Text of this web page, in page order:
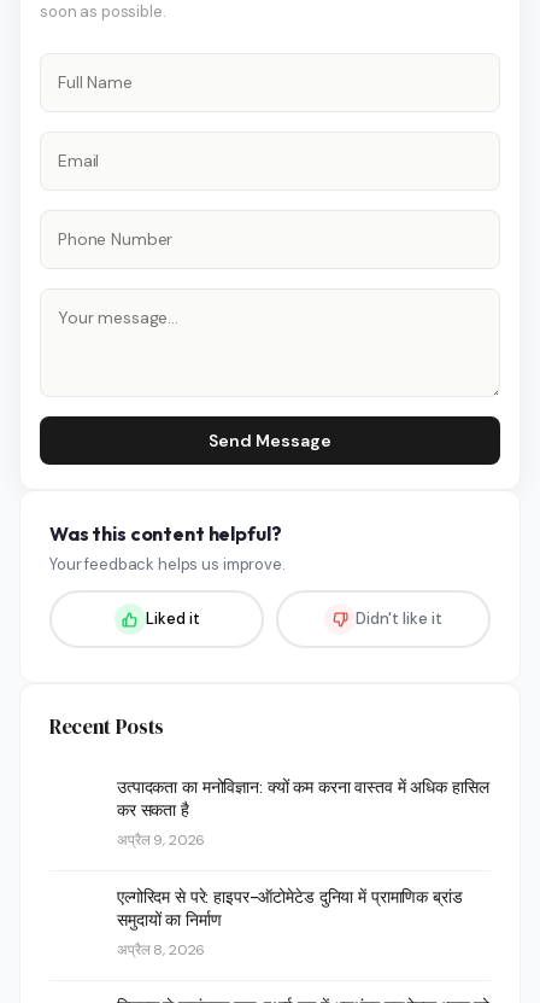
soon as possible.
Send Message
Was this content helpful?
Your feedback helps us improve.
Liked it Didn't like it
Recent Posts
उत्पादकता का मनोविज्ञान: क्यों कम करना वास्तव में अधिक हासिल
कर सकता है
अप्रैल 9, 2026
एल्गोरिदम से परे: हाइपर-ऑटोमेटेड दुनिया में प्रामाणिक ब्रांड
समुदायों का निर्माण
अप्रैल 8, 2026